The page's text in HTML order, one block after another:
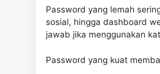
Password yang lemah
sosial, hingga dashboard
jawab jika menggunakan
Password yang kuat